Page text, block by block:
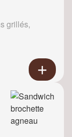
grillés,